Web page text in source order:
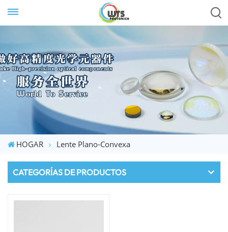
HOGAR Lente Plano-Convexa
CATEGORÍAS DE PRODUCTOS